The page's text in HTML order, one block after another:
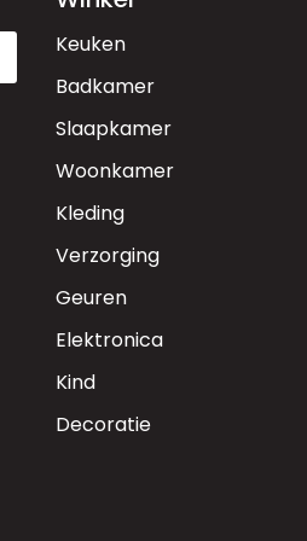
Keuken
Badkamer
Slaapkamer
Woonkamer
Kleding
Verzorging
Geuren
Elektronica
Kind
Decoratie